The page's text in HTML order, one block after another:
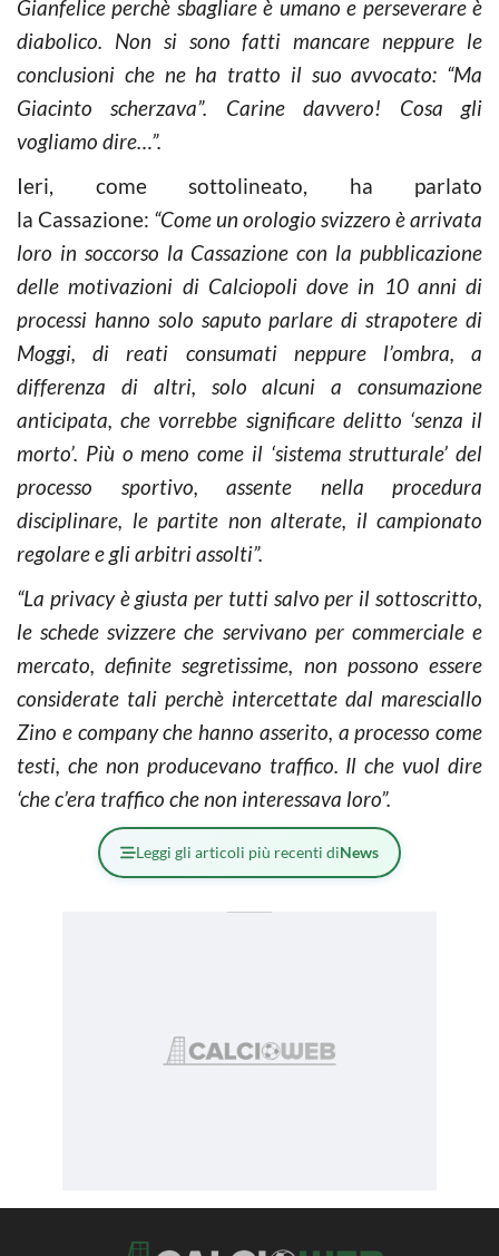
Gianfelice perchè sbagliare è umano e perseverare è
diabolico. Non si sono fatti mancare neppure le
conclusioni che ne ha tratto il suo avvocato: “Ma
Giacinto scherzava”. Carine davvero! Cosa gli
vogliamo dire…”.
Ieri, come sottolineato, ha parlato
la Cassazione: “Come un orologio svizzero è arrivata
loro in soccorso la Cassazione con la pubblicazione
delle motivazioni di Calciopoli dove in 10 anni di
processi hanno solo saputo parlare di strapotere di
Moggi, di reati consumati neppure l’ombra, a
differenza di altri, solo alcuni a consumazione
anticipata, che vorrebbe significare delitto ‘senza il
morto’. Più o meno come il ‘sistema strutturale’ del
processo sportivo, assente nella procedura
disciplinare, le partite non alterate, il campionato
regolare e gli arbitri assolti”.
“La privacy è giusta per tutti salvo per il sottoscritto,
le schede svizzere che servivano per commerciale e
mercato, definite segretissime, non possono essere
considerate tali perchè intercettate dal maresciallo
Zino e company che hanno asserito, a processo come
testi, che non producevano traffico. Il che vuol dire
‘che c’era traffico che non interessava loro”.
Leggi gli articoli più recenti diNews